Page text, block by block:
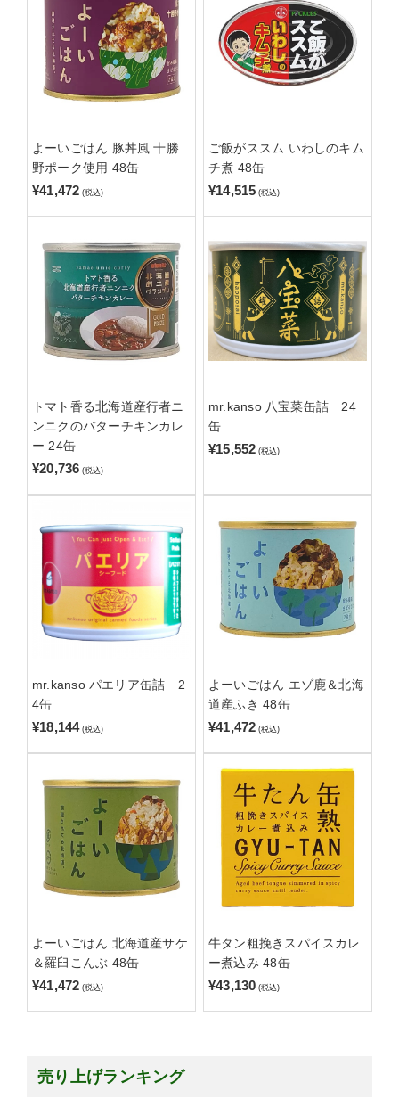
よーいごはん 豚丼風 十勝
野ポーク使用 48缶
¥41,472 (税込)
ご飯がススム いわしのキム
チ煮 48缶
¥14,515 (税込)
トマト香る北海道産行者ニ
ンニクのバターチキンカレ
ー 24缶
¥20,736 (税込)
mr.kanso 八宝菜缶詰 24
缶
¥15,552 (税込)
mr.kanso パエリア缶詰 2
4缶
¥18,144 (税込)
よーいごはん エゾ鹿＆北海
道産ふき 48缶
¥41,472 (税込)
よーいごはん 北海道産サケ
＆羅臼こんぶ 48缶
¥41,472 (税込)
牛タン粗挽きスパイスカレ
ー煮込み 48缶
¥43,130 (税込)
売り上げランキング